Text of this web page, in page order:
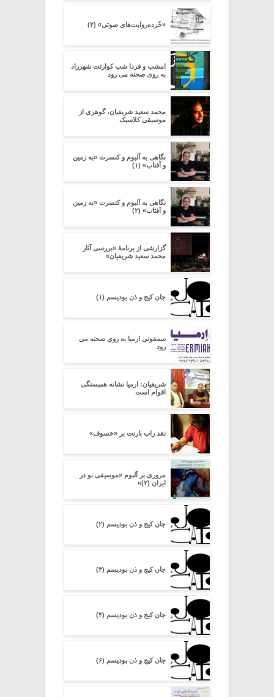
«خُرده‌روایت‌های صوتی» (۴)
امشب و فردا شب کوارتت شهرزاد
به روی صحنه می رود
محمد سعید شریفیان، گوهری از
موسیقی کلاسیک
نگاهی به آلبوم و کنسرت «به زمین
و آفتاب» (۱)
نگاهی به آلبوم و کنسرت «به زمین
و آفتاب» (۲)
گزارشی از برنامۀ «بررسی آثار
محمد سعید شریفیان»
جان کیج و ذن بودیسم (۱)
سمفونی ارمیا به روی صحنه می
رود
شریفیان: ارمیا نشانه همبستگی
اقوام است
نقد راب بارنت بر «خسوف»
مروری بر آلبوم «موسیقی نو در
ایران (۲)»
جان کیج و ذن بودیسم (۲)
جان کیج و ذن بودیسم (۳)
جان کیج و ذن بودیسم (۴)
جان کیج و ذن بودیسم (۶)